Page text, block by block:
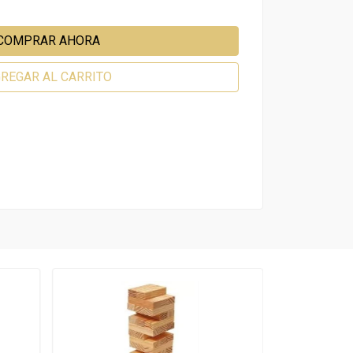
AHORA
AL CARRITO